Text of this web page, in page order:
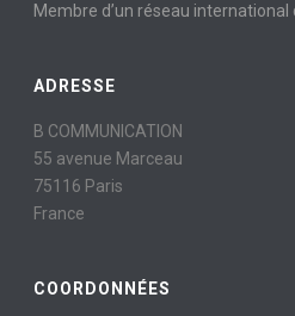
Membre d’un réseau
ADRESSE
B COMMUNICATION
55 avenue Marceau
75116 Paris
France
COORDONNÉES